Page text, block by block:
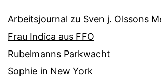
Arbeitsjournal zu Sven j. Olssons
Frau Indica aus FFO
Rubelmanns Parkwacht
Sophie in New York